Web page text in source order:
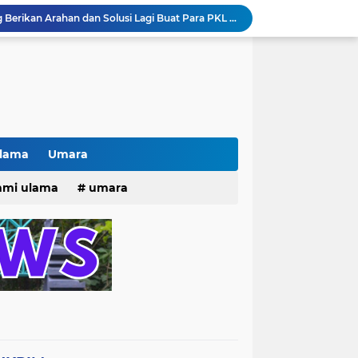
Pak lurah Bulak Banteng Berikan Arahan dan Solusi Lagi Buat Para PKL di TPU Dukuh Bulak Banteng Surabaya
# Warga bulak banteng wetan Gang 8 Kompak Gotong Royong Membangun Gapuro #
Acara KHOTAMAN DAN IMTIHAN ke ...XXVI
Khotaman dan Imtihan TPQ Al Islami Metode Qiroati Angkatan ke XXVI tahun 2026
Umara
dan Maknanya
ulama umara
2025